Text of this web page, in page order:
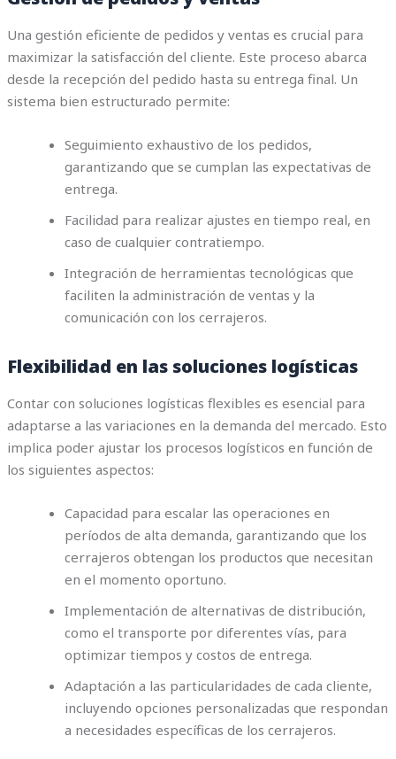
Una gestión eficiente de pedidos y ventas es crucial para
maximizar la satisfacción del cliente. Este proceso abarca
desde la recepción del pedido hasta su entrega final. Un
sistema bien estructurado permite:
Seguimiento exhaustivo de los pedidos,
garantizando que se cumplan las expectativas de
entrega.
Facilidad para realizar ajustes en tiempo real, en
caso de cualquier contratiempo.
Integración de herramientas tecnológicas que
faciliten la administración de ventas y la
comunicación con los cerrajeros.
Flexibilidad en las soluciones logísticas
Contar con soluciones logísticas flexibles es esencial para
adaptarse a las variaciones en la demanda del mercado. Esto
implica poder ajustar los procesos logísticos en función de
los siguientes aspectos:
Capacidad para escalar las operaciones en
períodos de alta demanda, garantizando que los
cerrajeros obtengan los productos que necesitan
en el momento oportuno.
Implementación de alternativas de distribución,
como el transporte por diferentes vías, para
optimizar tiempos y costos de entrega.
Adaptación a las particularidades de cada cliente,
incluyendo opciones personalizadas que respondan
a necesidades específicas de los cerrajeros.